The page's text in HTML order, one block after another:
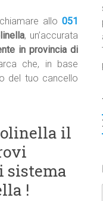
allo051
, un’accurata
in provincia di
che, in base
del tuo cancello
il
sistema
!